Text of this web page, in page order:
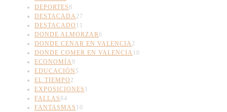
DEPORTES8
DESTACADA27
DESTACADO 11
DONDE ALMORZAR6
DONDE CENAR EN VALENCIA2
DONDE COMER EN VALENCIA10
ECONOMÍA9
EDUCACIÓN 5
EL TIEMPO 2
EXPOSICIONES 1
FALLAS84
FANTASMAS 10